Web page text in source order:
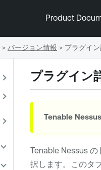
Product
プラグイン
Tenable
Tenable Nessusの
択します。このタ
> バージョン情報 > プラグイ